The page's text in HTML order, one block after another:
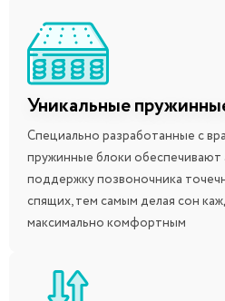
Уникальные
Специально разработанные с
пружинные блоки
поддержку позвоночника
спящих, тем самым делая сон
максимально комфортным